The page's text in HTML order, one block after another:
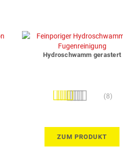
Hydroschwamm gerastert
Bewertung: (8)
ZUM PRODUKT